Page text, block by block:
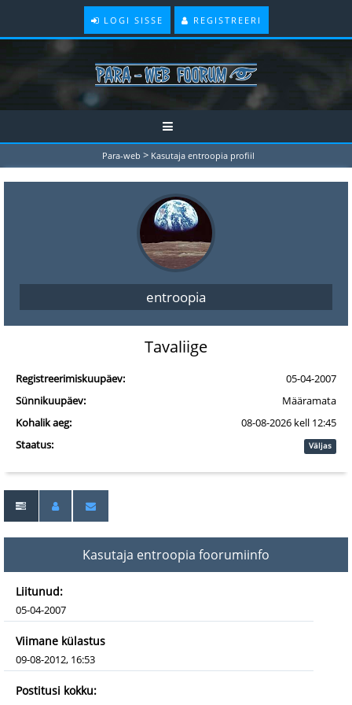
LOGI SISSE REGISTREERI
Para-web > Kasutaja entroopia profiil
entroopia
Tavaliige
Registreerimiskuupäev:
05-04-2007
Sünnikuupäev:
Määramata
Kohalik aeg:
08-08-2026 kell 12:45
Staatus:
Väljas
Kasutaja entroopia foorumiinfo
Liitunud:
05-04-2007
Viimane külastus
09-08-2012, 16:53
Postitusi kokku: